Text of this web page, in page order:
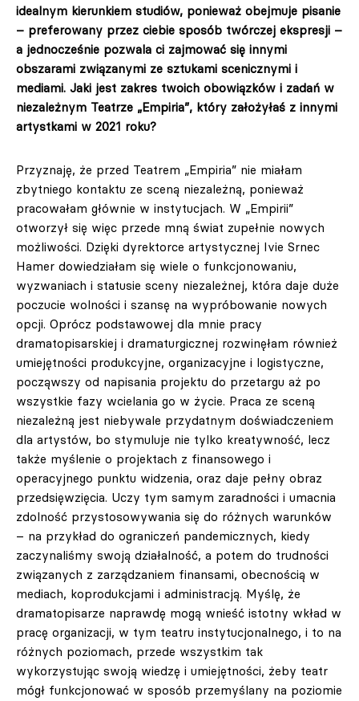
idealnym kierunkiem studiów, ponieważ obejmuje pisanie
– preferowany przez ciebie sposób twórczej ekspresji –
a jednocześnie pozwala ci zajmować się innymi
obszarami związanymi ze sztukami scenicznymi i
mediami. Jaki jest zakres twoich obowiązków i zadań w
niezależnym Teatrze „Empiria”, który założyłaś z innymi
artystkami w 2021 roku?
Przyznaję, że przed Teatrem „Empiria” nie miałam
zbytniego kontaktu ze sceną niezależną, ponieważ
pracowałam głównie w instytucjach. W „Empirii”
otworzył się więc przede mną świat zupełnie nowych
możliwości. Dzięki dyrektorce artystycznej Ivie Srnec
Hamer dowiedziałam się wiele o funkcjonowaniu,
wyzwaniach i statusie sceny niezależnej, która daje duże
poczucie wolności i szansę na wypróbowanie nowych
opcji. Oprócz podstawowej dla mnie pracy
dramatopisarskiej i dramaturgicznej rozwinęłam również
umiejętności produkcyjne, organizacyjne i logistyczne,
począwszy od napisania projektu do przetargu aż po
wszystkie fazy wcielania go w życie. Praca ze sceną
niezależną jest niebywale przydatnym doświadczeniem
dla artystów, bo stymuluje nie tylko kreatywność, lecz
także myślenie o projektach z finansowego i
operacyjnego punktu widzenia, oraz daje pełny obraz
przedsięwzięcia. Uczy tym samym zaradności i umacnia
zdolność przystosowywania się do różnych warunków
– na przykład do ograniczeń pandemicznych, kiedy
zaczynaliśmy swoją działalność, a potem do trudności
związanych z zarządzaniem finansami, obecnością w
mediach, koprodukcjami i administracją. Myślę, że
dramatopisarze naprawdę mogą wnieść istotny wkład w
pracę organizacji, w tym teatru instytucjonalnego, i to na
różnych poziomach, przede wszystkim tak
wykorzystując swoją wiedzę i umiejętności, żeby teatr
mógł funkcjonować w sposób przemyślany na poziomie